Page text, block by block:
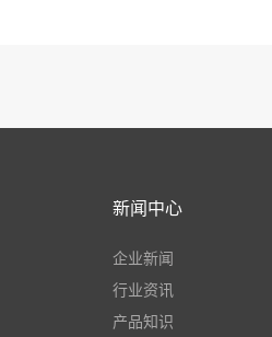
新闻中心
企业新闻
行业资讯
产品知识